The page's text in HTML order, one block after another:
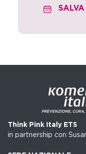
Think Pink Italy ETS
in partnership con